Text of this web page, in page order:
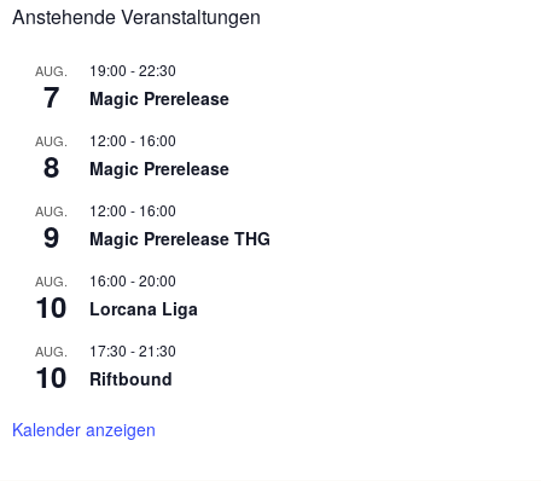
Anstehende Veranstaltungen
AUG.
7
19:00 -22:30
Magic Prerelease
AUG.
8
12:00 - 16:00
Magic Prerelease
AUG.
9
12:00 - 16:00
Magic Prerelease THG
AUG.
10
16:00 -20:00
Lorcana Liga
AUG.
10
17:30 -21:30
Riftbound
Kalender anzeigen